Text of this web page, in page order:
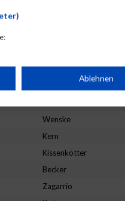
Riehm
Wenske
Kern
Kissenkötter
Becker
Zagarrio
auf einem
Werbung
personalisierter Werbung
Ablehnen